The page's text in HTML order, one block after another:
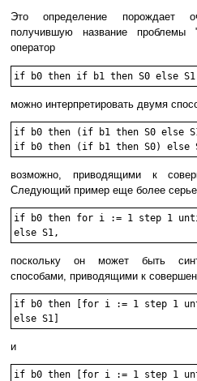
Это определение порождает
получившую название проблемы
оператор
if b0 then if b1 then S0 else S1
можно интерпретировать двумя
if b0 then (if b1 then S0 else
возможно, приводящими к
Следующий пример еще более
if b0 then for i := 1 step 1
else S1,
поскольку он может быть
способами, приводящими к
if b0 then [for i := 1 step 1
else S1]
и
if b0 then [for i := 1 step 1